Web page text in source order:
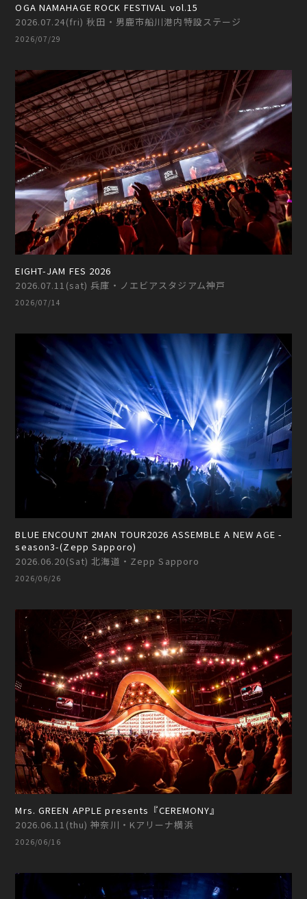
OGA NAMAHAGE ROCK FESTIVAL vol.15
2026.07.24(fri) 秋田・男鹿市船川港内特設ステージ
2026/07/29
EIGHT-JAM FES 2026
2026.07.11(sat) 兵庫・ノエビアスタジアム神戸
2026/07/14
BLUE ENCOUNT 2MAN TOUR2026 ASSEMBLE A NEW AGE -
season3-(Zepp Sapporo)
2026.06.20(Sat) 北海道・Zepp Sapporo
2026/06/26
Mrs. GREEN APPLE presents『CEREMONY』
2026.06.11(thu) 神奈川・Kアリーナ横浜
2026/06/16